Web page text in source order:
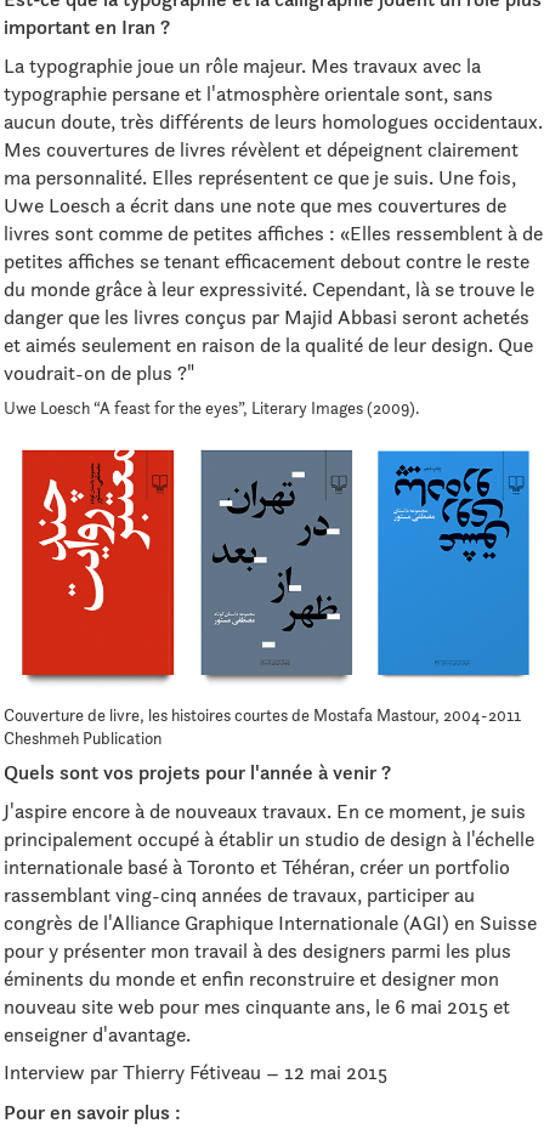
important en Iran ?
La typographie joue un rôle majeur. Mes travaux avec la
typographie persane et l'atmosphère orientale sont, sans
aucun doute, très différents de leurs homologues occidentaux.
Mes couvertures de livres révèlent et dépeignent clairement
ma personnalité. Elles représentent ce que je suis. Une fois,
Uwe Loesch a écrit dans une note que mes couvertures de
livres sont comme de petites affiches : «Elles ressemblent à de
petites affiches se tenant efficacement debout contre le reste
du monde grâce à leur expressivité. Cependant, là se trouve le
danger que les livres conçus par Majid Abbasi seront achetés
et aimés seulement en raison de la qualité de leur design. Que
voudrait-on de plus ?"
Uwe Loesch “A feast for the eyes”, Literary Images (2009).
Couverture de livre, les histoires courtes de Mostafa Mastour, 2004-2011
Cheshmeh Publication
Quels sont vos projets pour l'année à venir ?
J'aspire encore à de nouveaux travaux. En ce moment, je suis
principalement occupé à établir un studio de design à l'échelle
internationale basé à Toronto et Téhéran, créer un portfolio
rassemblant ving-cinq années de travaux, participer au
congrès de l'Alliance Graphique Internationale (AGI) en Suisse
pour y présenter mon travail à des designers parmi les plus
éminents du monde et enfin reconstruire et designer mon
nouveau site web pour mes cinquante ans, le 6 mai 2015 et
enseigner d'avantage.
Interview par Thierry Fétiveau – 12 mai 2015
Pour en savoir plus :